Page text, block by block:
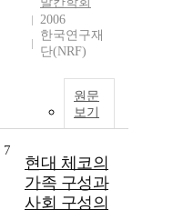
2006
한국연구재
단(NRF)
원문
보기
7
현대 체코의
가족 구성과
사회 구성의